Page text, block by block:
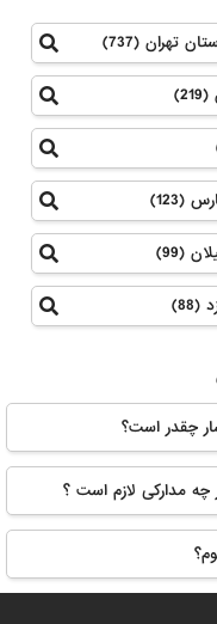
تهران (737)
(123)
(99)
چقدر است؟
چه مدارکی لازم است ؟